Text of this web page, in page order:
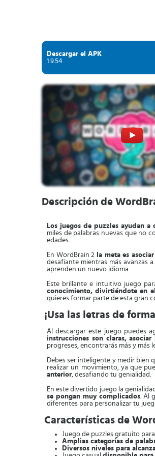
Descargar el APK
1.9.54
Descripción de
Los juegos de puzzles ayudan
miles de palabras nuevas que no
edades.
En WordBrain 2 la meta es
desafiante mientras más avanzas
aprenden un nuevo idioma.
Este brillante e intuitivo juego
conocimiento, divirtiéndote en
quieres formar parte de esta gran
¡Usa las letras de
Al descargar este juego puedes
instrucciones son claras,
progreses, encontrarás más y más
Debes ser inteligente y medir bien
realizar un movimiento, ya que
anterior, desafiando tu genialidad.
En este divertido juego la
se pongan muy complicados. Al
diferentes para personalizar tu
Características de
Juego de puzzles gratuito
Amplias categorías de
Diversos niveles para